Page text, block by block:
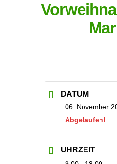
DATUM
06. November
Abgelaufen!
UHRZEIT